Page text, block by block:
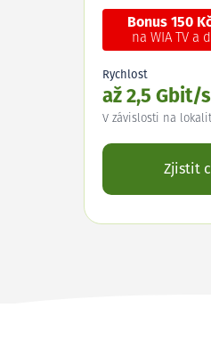
Bonus 150
na WIA TV a
Rychlost
až 2,5 Gbit/s
V závislosti na
Zjistit